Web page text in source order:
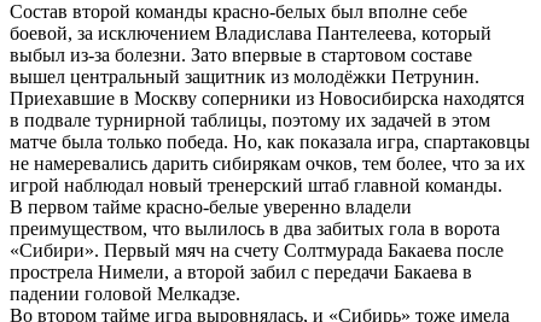
Состав второй команды красно-белых был вполне себе
боевой, за исключением Владислава Пантелеева, который
выбыл из-за болезни. Зато впервые в стартовом составе
вышел центральный защитник из молодёжки Петрунин.
Приехавшие в Москву соперники из Новосибирска находятся
в подвале турнирной таблицы, поэтому их задачей в этом
матче была только победа. Но, как показала игра, спартаковцы
не намеревались дарить сибирякам очков, тем более, что за их
игрой наблюдал новый тренерский штаб главной команды.
В первом тайме красно-белые уверенно владели
преимуществом, что вылилось в два забитых гола в ворота
«Сибири». Первый мяч на счету Солтмурада Бакаева после
прострела Нимели, а второй забил с передачи Бакаева в
падении головой Мелкадзе.
Во втором тайме игра выровнялась, и «Сибирь» тоже имела